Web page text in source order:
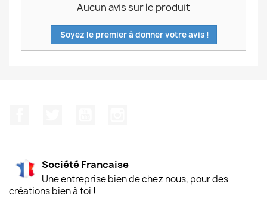
Aucun avis sur le produit
Soyez le premier à donner votre avis !
Société Francaise
Une entreprise bien de chez nous, pour des
créations bien à toi !